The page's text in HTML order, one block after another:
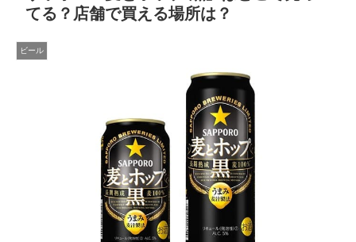
てる？店舗で買える場所は？
ビール